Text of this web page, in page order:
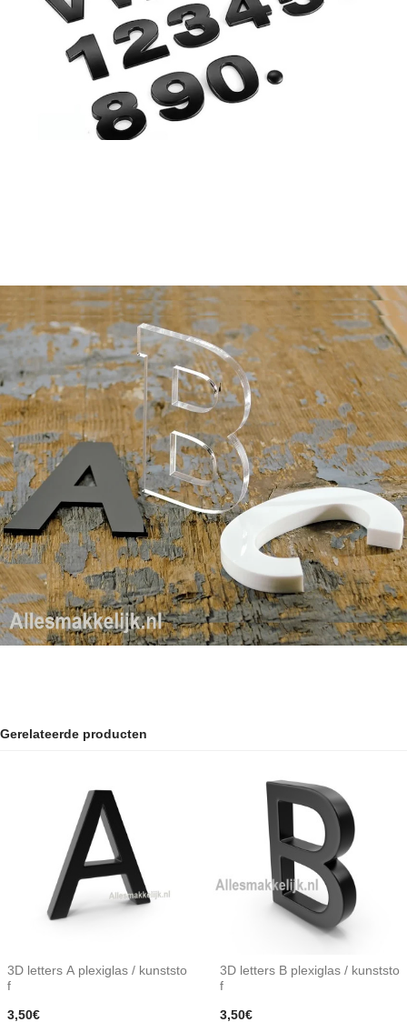
Gerelateerde producten
3D letters A plexiglas / kunststo
f
3,50€
3D letters B plexiglas / kunststo
f
3,50€